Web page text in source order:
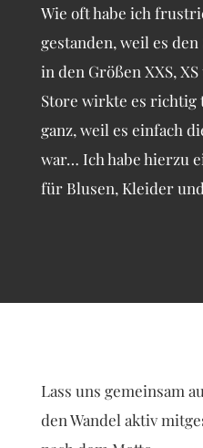
Wie oft habe ich
gestanden, weil es
in den Größen XXS,
Store wirkte es richtig
ganz, weil es einfach
war… Ich habe hierzu
für Blusen, Kleider
Lass uns gemeinsam
den Wandel aktiv